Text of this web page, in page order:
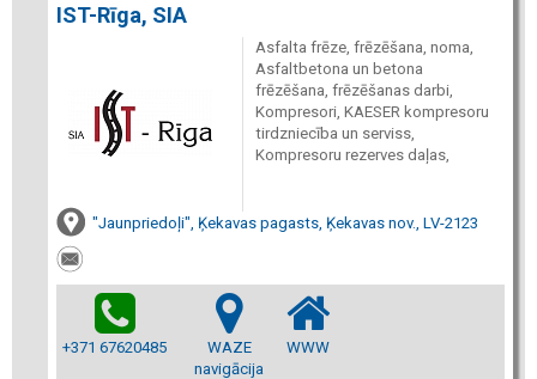
IST-Rīga, SIA
Asfalta frēze, frēzēšana, noma,
Asfaltbetona un betona
frēzēšana, frēzēšanas darbi,
Kompresori, KAESER kompresoru
tirdzniecība un serviss,
Kompresoru rezerves daļas,
"Jaunpriedoļi", Ķekavas pagasts, Ķekavas nov., LV-2123
+371 67620485
WAZE
navigācija
WWW